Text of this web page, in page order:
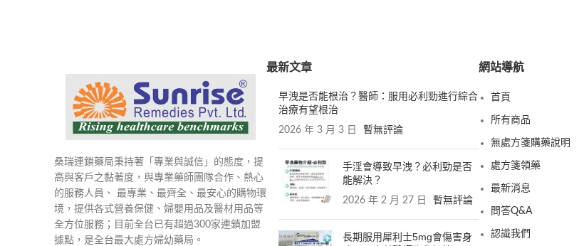
桑瑞連鎖藥局秉持著「專業與誠信」的態度，提
高與客戶之黏著度，與專業藥師團隊合作、熱心
的服務人員、 最專業、最齊全、最安心的購物環
境，提供各式營養保健、婦嬰用品及醫材用品等
全方位服務；目前全台已有超過300家連鎖加盟
據點，是全台最大處方婦幼藥局。
最新文章
早洩是否能根治？醫師：服用必利勁進行綜合
治療有望根治
2026 年 3 月 3 日 暫無評論
手淫會導致早洩？必利勁是否
能解決？
2026 年 2 月 27 日 暫無評論
長期服用犀利士5mg會傷害身
網站導航
首頁
所有商品
無處方箋購藥說明
處方箋領藥
最新消息
問答Q&A
認識我們